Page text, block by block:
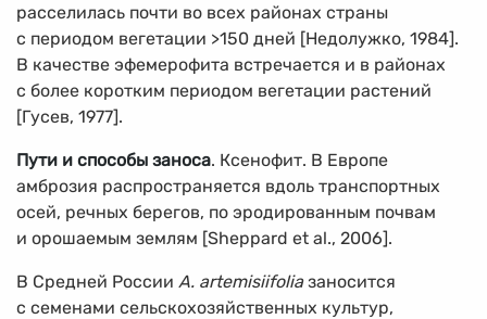
расселилась почти во всех районах страны
с периодом вегетации >150 дней [Недолужко, 1984].
В качестве эфемерофита встречается и в районах
с более коротким периодом вегетации растений
[Гусев, 1977].
Пути и способы заноса. Ксенофит. В Европе
амброзия распространяется вдоль транспортных
осей, речных берегов, по эродированным почвам
и орошаемым землям [Sheppard et al., 2006].
В Средней России A. artemisiifoliaзаносится
с семенами сельскохозяйственных культур,